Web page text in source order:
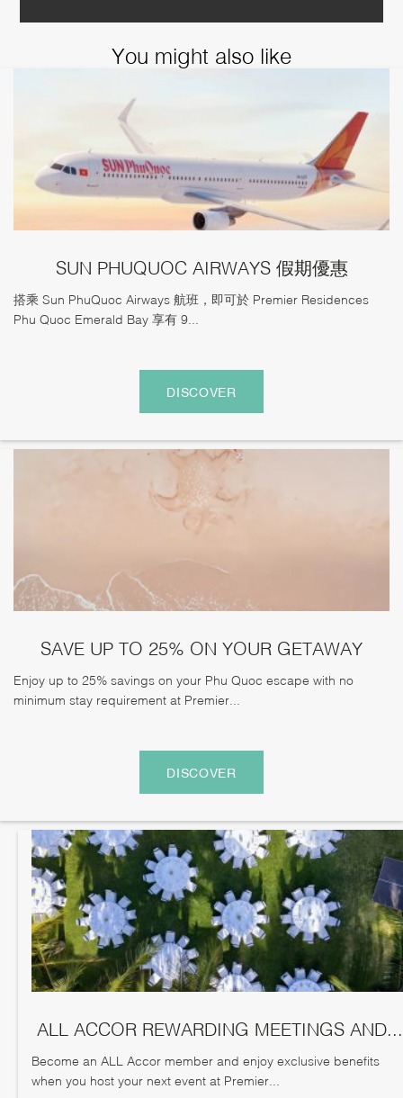
You might also like
SUN PHUQUOC AIRWAYS 假期優惠
搭乘 Sun PhuQuoc Airways 航班，即可於 Premier Residences
Phu Quoc Emerald Bay 享有 9...
DISCOVER
SAVE UP TO 25% ON YOUR GETAWAY
Enjoy up to 25% savings on your Phu Quoc escape with no
minimum stay requirement at Premier...
DISCOVER
ALL ACCOR REWARDING MEETINGS AND...
Become an ALL Accor member and enjoy exclusive benefits
when you host your next event at Premier...